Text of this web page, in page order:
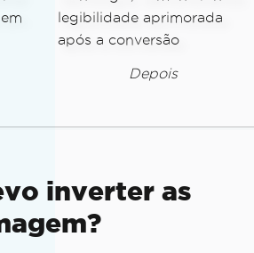
Depois
inverter as